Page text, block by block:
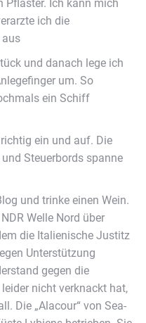
Pflaster. Ich kann mich
ich die
und danach lege ich
um. So
ein Schiff
ein und auf. Die
Steuerbords spanne
und trinke einen Wein.
Welle Nord über
die Italienische Justitz
Unterstützung
gegen die
nicht verknackt hat,
Die „Alacour“ von Sea-